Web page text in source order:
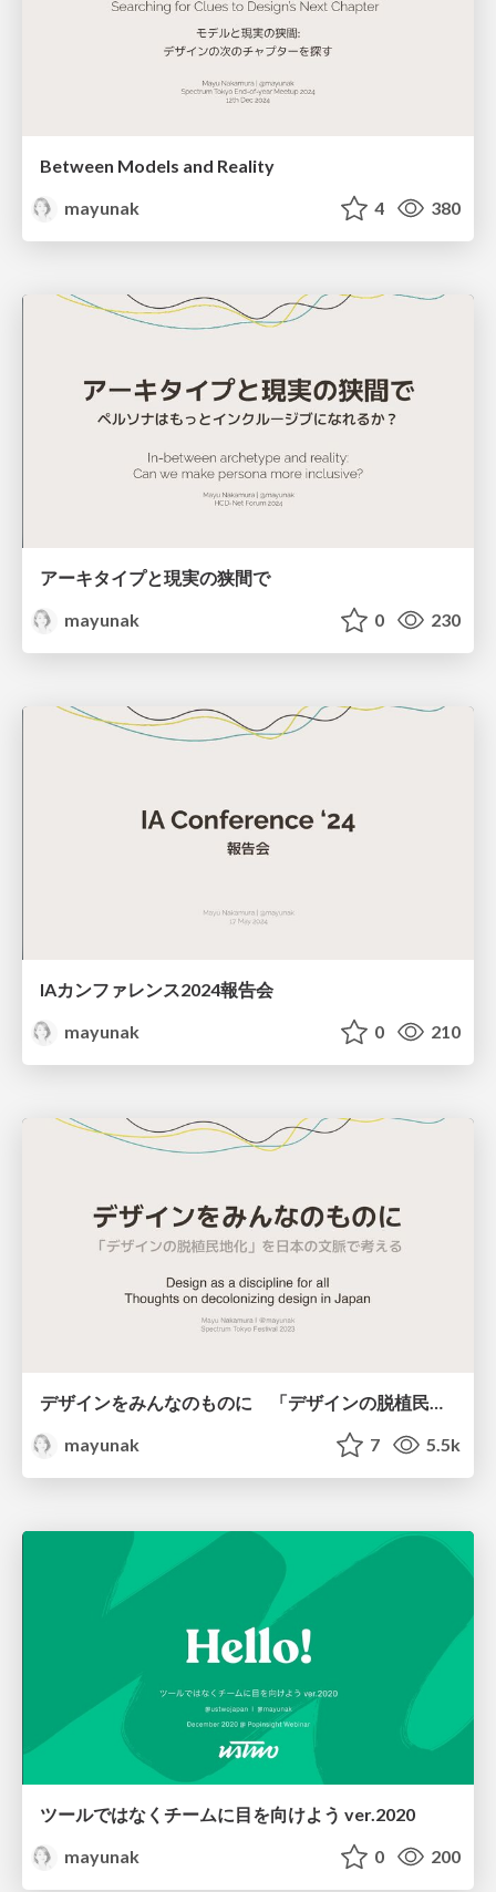
Between Models and Reality
mayunak
4 380
アーキタイプと現実の狭間で
mayunak
0 230
IAカンファレンス2024報告会
mayunak
0 210
デザインをみんなのものに 「デザインの脱植民地化」を日本の文脈で考える
mayunak
7 5.5k
ツールではなくチームに目を向けよう ver.2020
mayunak
0 200